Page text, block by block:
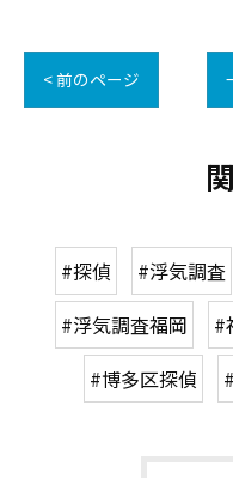
< 前のページ
#探偵 #浮気調査
#浮気調査福岡
#
#博多区探偵